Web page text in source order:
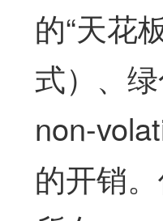
的“天花
式）、
non-
的开销